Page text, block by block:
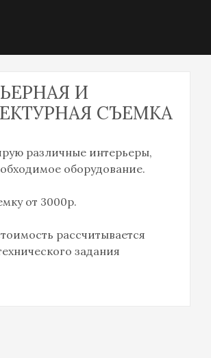
Силина
И
СЪЕМКА
различные интерьеры,
оборудование.
от 3000р.
рассчитывается
задания